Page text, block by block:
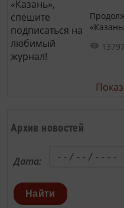
13797
Архив новостей
Дата:
Найти